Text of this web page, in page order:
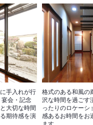
手入れが行
宴会・記念
大切な時間
期待感を演
格式のある和風の
沢な時間を過ごす
ったりのロケーシ
感あるお時間をお
ます。